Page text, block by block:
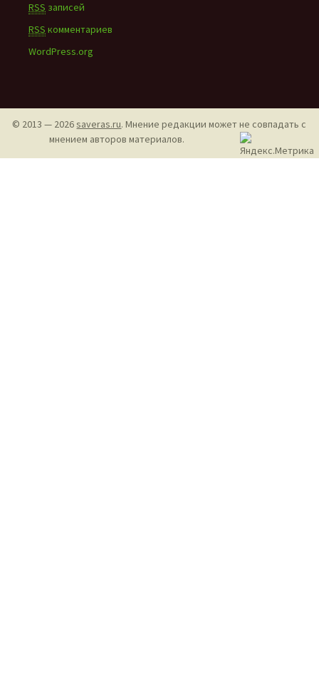
RSS записей
RSS комментариев
WordPress.org
© 2013 — 2026saveras.ru. Мнение редакции может не совпадать с
мнением авторов материалов.